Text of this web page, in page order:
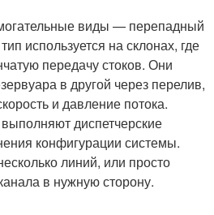
виды — перепадный
используется на склонах, где
передачу стоков. Они
в другой через перелив,
и давление потока.
диспетчерские
конфигурации системы.
линий, или просто
в нужную сторону.